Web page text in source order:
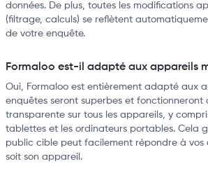
données. De plus, toutes les modifications
(filtrage, calculs) se reflètent
de votre enquête.
Formaloo est-il adapté aux appareils
Oui, Formaloo est entièrement adapté aux
enquêtes seront superbes et fonctionneront
transparente sur tous les appareils, y
tablettes et les ordinateurs portables. Cela
public cible peut facilement répondre à vos
soit son appareil.